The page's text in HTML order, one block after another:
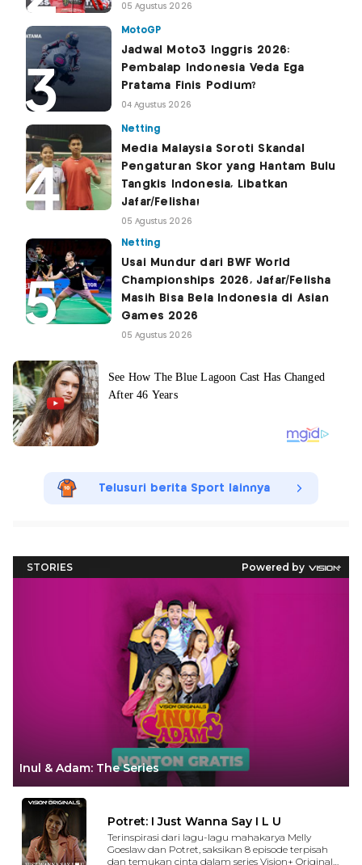
05 Agustus 2026
MotoGP
Jadwal Moto3 Inggris 2026:
Pembalap Indonesia Veda Ega
Pratama Finis Podium?
04 Agustus 2026
Netting
Media Malaysia Soroti Skandal
Pengaturan Skor yang Hantam Bulu
Tangkis Indonesia, Libatkan
Jafar/Felisha!
05 Agustus 2026
Netting
Usai Mundur dari BWF World
Championships 2026, Jafar/Felisha
Masih Bisa Bela Indonesia di Asian
Games 2026
05 Agustus 2026
Telusuri berita Sport lainnya